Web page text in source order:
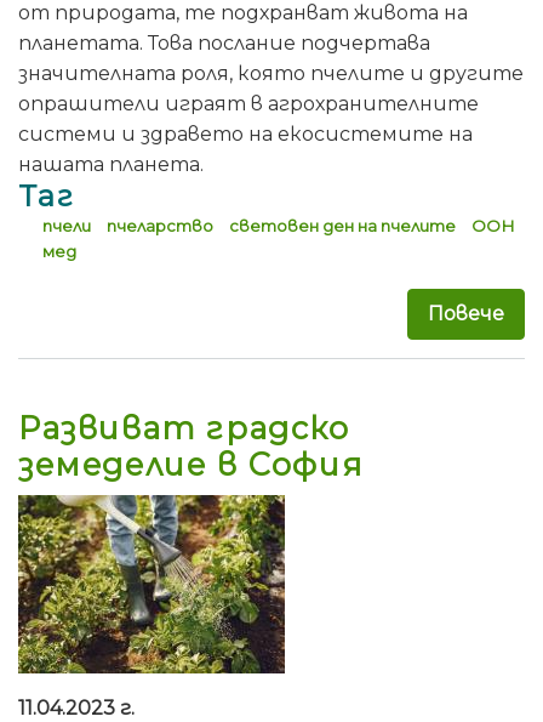
от природата, те подхранват живота на
планетата. Това послание подчертава
значителната роля, която пчелите и другите
опрашители играят в агрохранителните
системи и здравето на екосистемите на
нашата планета.
Таг
пчели пчеларство световен ден на пчелите
ООН
мед
Повече
Развиват градско
земеделие в София
11.04.2023 г.